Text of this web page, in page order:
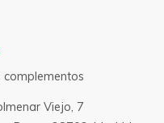
complementos
Viejo, 7